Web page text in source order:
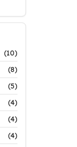
(10)
(8)
(5)
(4)
(4)
(4)